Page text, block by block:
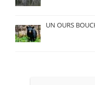
UN OURS